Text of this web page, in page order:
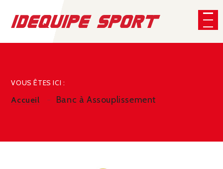
VOUS ÊTES ICI :
Accueil Banc à Assouplissement